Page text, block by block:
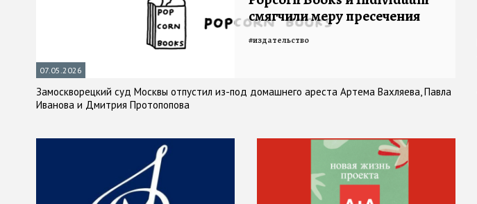
07.05.2026
смягчили меру пресечения
Замоскворецкий суд Москвы отпустил из-под домашнего ареста Артема Вахляева, Павла
Иванова и Дмитрия Протопопова
#издательство